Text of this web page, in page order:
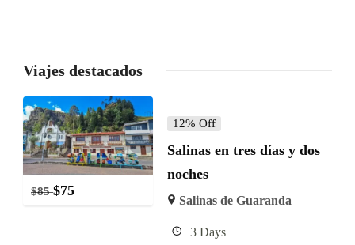
Viajes destacados
$85 $75
12% Off
Salinas en tres días y dos
noches
Salinas de Guaranda
3 Days